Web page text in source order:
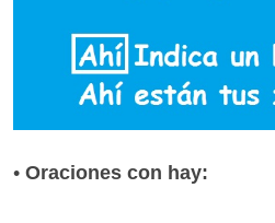
• Oraciones con hay: